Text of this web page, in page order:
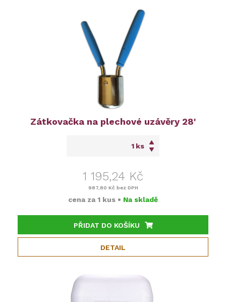
Zátkovačka na plechové uzávěry 28'
ks
1 195,24 Kč
987,80 Kč bez DPH
cena za 1 kus • Na skladě
PŘIDAT DO KOŠÍKU
DETAIL